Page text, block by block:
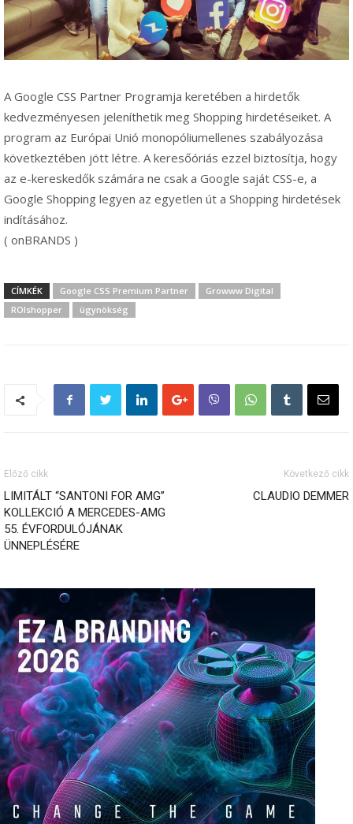
A Google CSS Partner Programja keretében a hirdetők
kedvezményesen jeleníthetik meg Shopping hirdetéseiket. A
program az Európai Unió monopóliumellenes szabályozása
következtében jött létre. A keresőóriás ezzel biztosítja, hogy
az e-kereskedők számára ne csak a Google saját CSS-e, a
Google Shopping legyen az egyetlen út a Shopping hirdetések
indításához.
( onBRANDS )
CÍMKÉK Google CSS Premium Partner
Growww Digital
ROIshopper
ügynökség
Előző cikk
LIMITÁLT “SANTONI FOR AMG”
KOLLEKCIÓ A MERCEDES-AMG
55. ÉVFORDULÓJÁNAK
ÜNNEPLÉSÉRE
Következő cikk
CLAUDIO DEMMER